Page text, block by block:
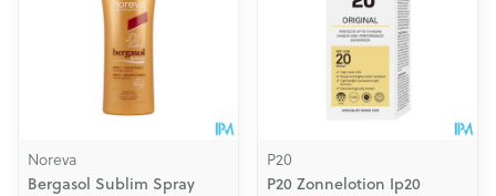
Noreva
Bergasol Sublim Spray
P20
P20 Zonnelotion Ip20